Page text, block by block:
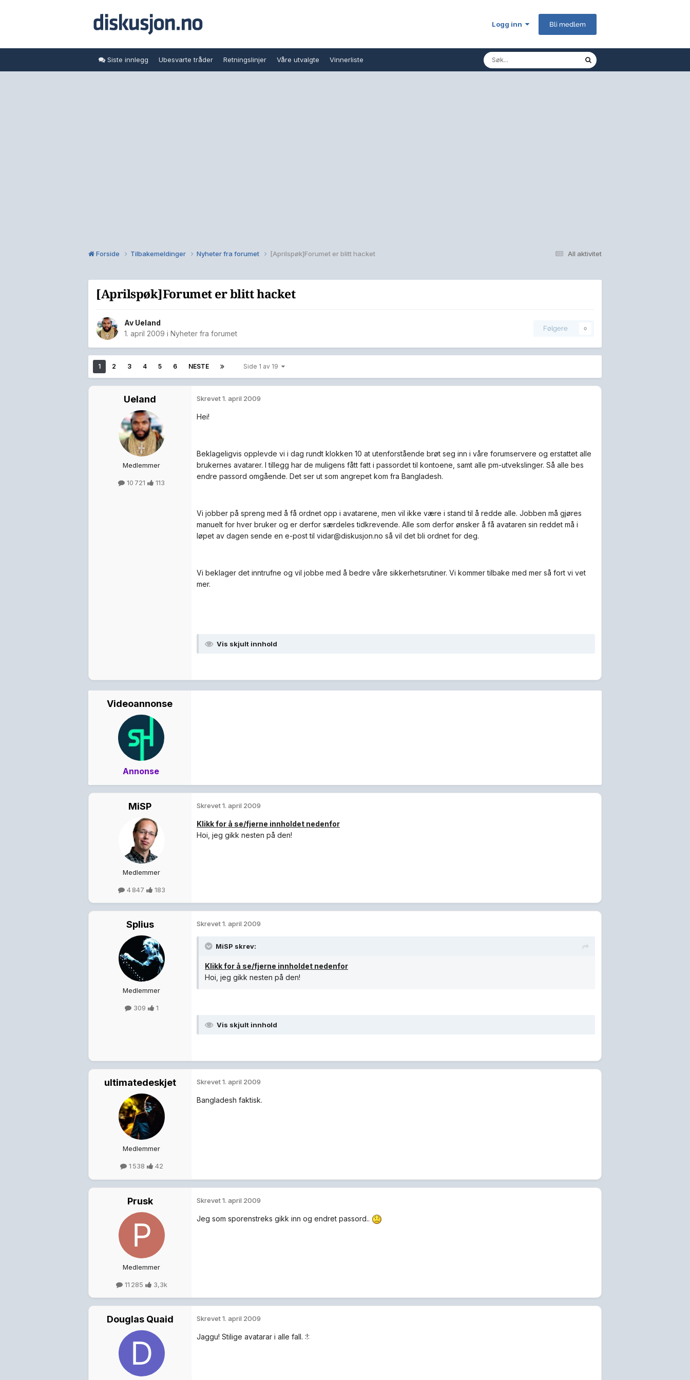
Logg inn Bli medlem
Siste innlegg Ubesvarte tråder Retningslinjer Våre utvalgte Vinnerliste
All aktivitet
Forside Tilbakemeldinger Nyheter fra forumet [Aprilspøk]Forumet er blitt hacket
[Aprilspøk]Forumet er blitt hacket
Av Ueland
1. april 2009 i Nyheter fra forumet
Følgere 0
1 2 3 4 5 6 NESTE Side 1 av 19
Ueland
Medlemmer
10 721 113
Skrevet1. april 2009
Hei!
Beklageligvis opplevde vi i dag rundt klokken 10 at utenforstående brøt seg inn i våre forumservere og erstattet alle
brukernes avatarer. I tillegg har de muligens fått fatt i passordet til kontoene, samt alle pm-utvekslinger. Så alle bes
endre passord omgående. Det ser ut som angrepet kom fra Bangladesh.
Vi jobber på spreng med å få ordnet opp i avatarene, men vil ikke være i stand til å redde alle. Jobben må gjøres
manuelt for hver bruker og er derfor særdeles tidkrevende. Alle som derfor ønsker å få avataren sin reddet må i
løpet av dagen sende en e-post til vidar@diskusjon.no så vil det bli ordnet for deg.
Vi beklager det inntrufne og vil jobbe med å bedre våre sikkerhetsrutiner. Vi kommer tilbake med mer så fort vi vet
mer.
Vis skjult innhold
Videoannonse
Annonse
MiSP
Medlemmer
4 847 183
Skrevet1. april 2009
Klikk for å se/fjerne innholdet nedenfor
Hoi, jeg gikk nesten på den!
Splius
Medlemmer
309 1
Skrevet1. april 2009
MiSP skrev:
Klikk for å se/fjerne innholdet nedenfor
Hoi, jeg gikk nesten på den!
Vis skjult innhold
ultimatedeskjet
Medlemmer
1 538 42
Skrevet1. april 2009
Bangladesh faktisk.
Prusk
Medlemmer
11 285 3,3k
Skrevet1. april 2009
Jeg som sporenstreks gikk inn og endret passord..
Douglas Quaid Skrevet1. april 2009
Jaggu! Stilige avatarar i alle fall. :!: